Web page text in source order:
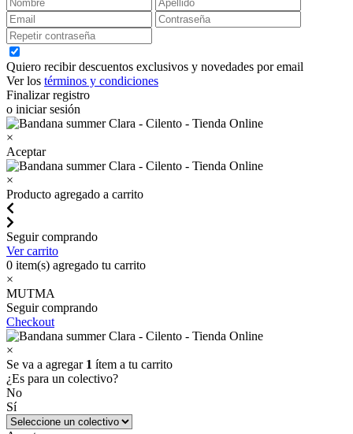
Quiero recibir descuentos exclusivos y novedades por email
Ver los términos y condiciones
Finalizar registro
o iniciar sesión
×
Aceptar
×
Producto agregado a carrito
Seguir comprando
Ver carrito
0 item(s) agregado tu carrito
×
MUTMA
Seguir comprando
Checkout
×
Se va a agregar 1 ítem a tu carrito
¿Es para un colectivo?
No
Sí